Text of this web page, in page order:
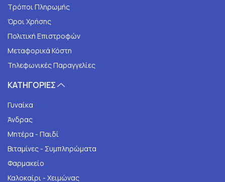
Τρόποι Πληρωμής
Όροι Χρήσης
Πολιτική Επιστροφών
Μεταφορικά Κόστη
Τηλεφωνικές Παραγγελίες
ΚΑΤΗΓΟΡΙΕΣ
Γυναίκα
Άνδρας
Μητέρα - Παιδί
Βιταμίνες - Συμπληρώματα
Φαρμακείο
Καλοκαίρι - Χειμώνας